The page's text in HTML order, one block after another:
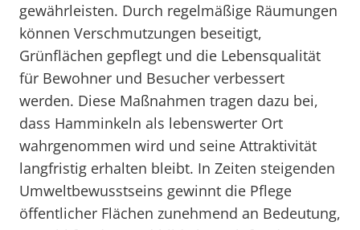
gewährleisten. Durch regelmäßige Räumungen
können Verschmutzungen beseitigt,
Grünflächen gepflegt und die Lebensqualität
für Bewohner und Besucher verbessert
werden. Diese Maßnahmen tragen dazu bei,
dass Hamminkeln als lebenswerter Ort
wahrgenommen wird und seine Attraktivität
langfristig erhalten bleibt. In Zeiten steigenden
Umweltbewusstseins gewinnt die Pflege
öffentlicher Flächen zunehmend an Bedeutung,